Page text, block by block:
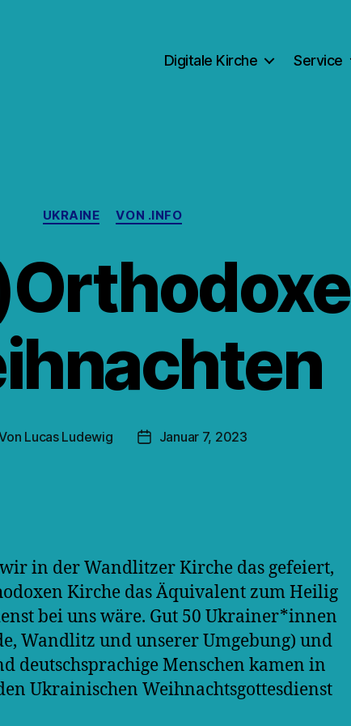
Digitale Kirche Service
Kategorien
UKRAINE VON .INFO
Lucas Ludewig Veröffentlichungsdatum
Januar 7, 2023
in der Wandlitzer Kirche das gefeiert,
Kirche das Äquivalent zum Heilig
bei uns wäre. Gut 50 Ukrainer*innen
Wandlitz und unserer Umgebung) und
deutschsprachige Menschen kamen in
Ukrainischen Weihnachtsgottesdienst